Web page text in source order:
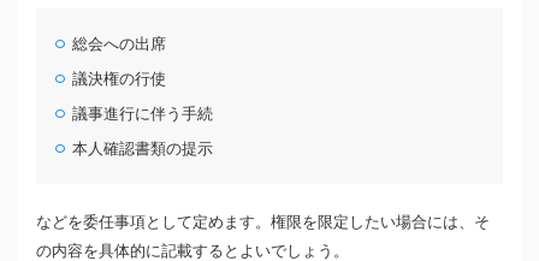
総会への出席
議決権の行使
議事進行に伴う手続
本人確認書類の提示
などを委任事項として定めます。権限を限定したい場合には、そ
の内容を具体的に記載するとよいでしょう。